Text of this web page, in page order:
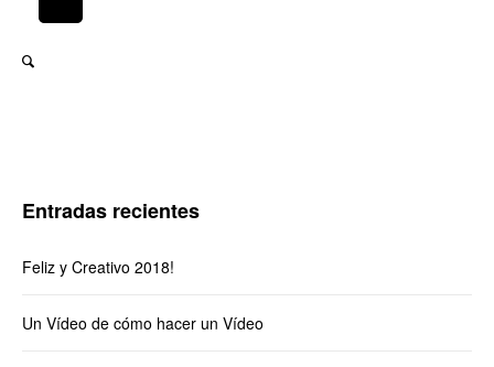
Entradas recientes
Feliz y Creativo 2018!
Un Vídeo de cómo hacer un Vídeo